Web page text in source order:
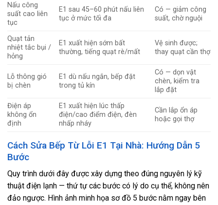
Nấu công
suất cao liên
tục
E1 sau 45–60 phút nấu liên
tục ở mức tối đa
Có — giảm công
suất, chờ nguội
Quạt tản
nhiệt tắc bụi /
hỏng
E1 xuất hiện sớm bất
thường, tiếng quạt rè/mất
Vệ sinh được;
thay quạt cần thợ
Lỗ thông gió
bị chèn
E1 dù nấu ngắn, bếp đặt
trong tủ kín
Có — dọn vật
chèn, kiểm tra
lắp đặt
Điện áp
không ổn
định
E1 xuất hiện lúc thấp
điện/cao điểm điện, đèn
nhấp nháy
Cần lắp ổn áp
hoặc gọi thợ
Cách Sửa Bếp Từ Lỗi E1 Tại Nhà: Hướng Dẫn 5
Bước
Quy trình dưới đây được xây dựng theo đúng nguyên lý kỹ
thuật điện lạnh — thứ tự các bước có lý do cụ thể, không nên
đảo ngược. Hình ảnh minh họa sơ đồ 5 bước nằm ngay bên